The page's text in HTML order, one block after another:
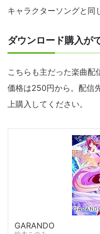
キャラクターソングと同
ダウンロード購入が
こちらも主だった楽曲配
価格は250円から。配信
上購入してください。
GARANDO